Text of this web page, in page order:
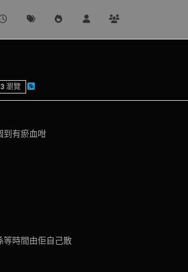
瀏覽
到有瘀血咁
等時間由佢自己散